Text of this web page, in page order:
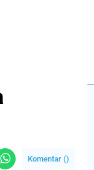
Komentar ()